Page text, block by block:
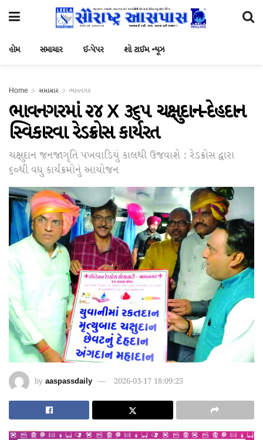
હોમ સમાચાર ઈ-પેપર શો ટાઈમ ન્યૂઝ
Home સમાચાર ભાવનગર
ભાવનગરમાં ૨૪ X ૩૬૫ ચક્ષુદાન-દેહદાન
સ્વિકારવા રેડક્રોસ કાર્યરત
ચક્ષુદાન જનજાગૃતિ પખવાડિયું કાલથી ઉજવાશે : રેડક્રોસ દ્વારા
૬૦થી વધુ કાર્યક્રમોનું આયોજન
by aaspassdaily 2026-03-17 18:09:25